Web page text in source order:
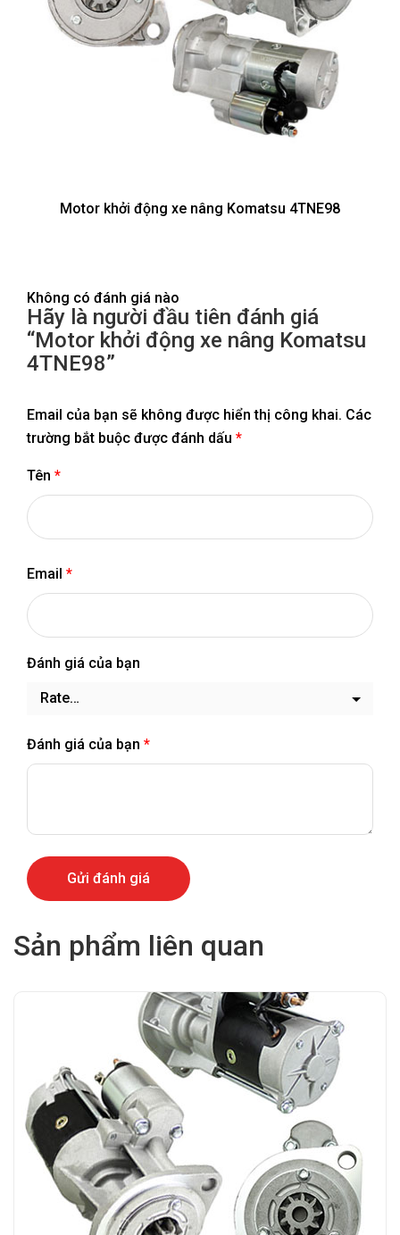
Motor khởi động xe nâng Komatsu 4TNE98
Không có đánh giá nào
Hãy là người đầu tiên đánh giá
“Motor khởi động xe nâng Komatsu
4TNE98”
Email của bạn sẽ không được hiển thị công khai. Các
trường bắt buộc được đánh dấu *
Tên *
Email *
Đánh giá của bạn
Đánh giá của bạn *
Sản phẩm liên quan